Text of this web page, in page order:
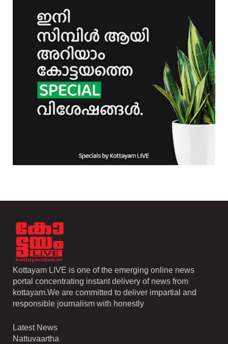
Kottayam LIVE is one of the emerging online news
portal concentrating instant delivery of news from
kottayam.We are committed to deliver impartial and
responsible journalism with honestly
Latest News
Nattuvaartha